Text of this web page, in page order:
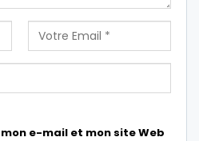
e-mail et mon site Web